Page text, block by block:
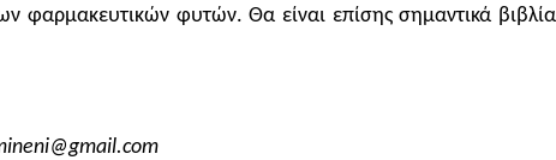
φαρμακευτικών φυτών. Θα είναι επίσης σημαντικά βιβλία